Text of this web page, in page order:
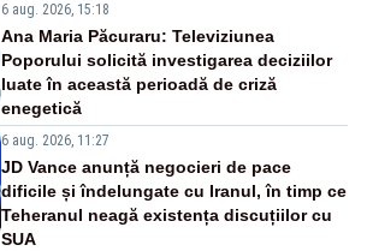
6 aug. 2026, 15:18
Ana Maria Păcuraru: Televiziunea
Poporului solicită investigarea deciziilor
luate în această perioadă de criză
enegetică
6 aug. 2026, 11:27
JD Vance anunță negocieri de pace
dificile și îndelungate cu Iranul, în timp ce
Teheranul neagă existența discuțiilor cu
SUA